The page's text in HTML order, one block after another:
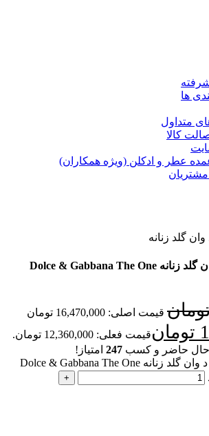
ها
متداول
کالا
عطر و ادکلن (ویژه همکاران)
عطر دولچه گابانا د وان گلد زنانه Dolce & Gabbana The One
قیمت اصلی: 16,470,000 تومان
تومانقیمت فعلی: 12,360,000 تومان.
حال حاضر و کسب 247 امتیاز!
عطر دولچه گابانا د وان گلد زنانه Dolce & Gabbana The One